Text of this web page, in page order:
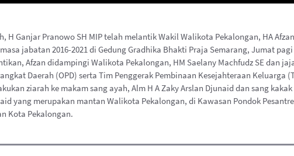
H Ganjar Pranowo SH MIP telah melantik Wakil Walikota Pekalongan, HA
jabatan 2016-2021 di Gedung Gradhika Bhakti Praja Semarang, Jumat pagi
Afzan didampingi Walikota Pekalongan, HM Saelany Machfudz SE dan
Daerah (OPD) serta Tim Penggerak Pembinaan Kesejahteraan Keluarga
ziarah ke makam sang ayah, Alm H A Zaky Arslan Djunaid dan sang kakak
yang merupakan mantan Walikota Pekalongan, di Kawasan Pondok
Kota Pekalongan.